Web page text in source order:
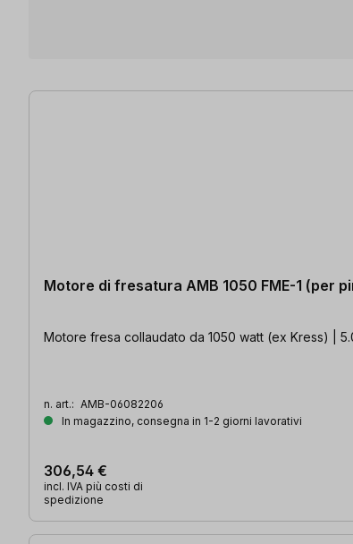
6 articoli trovati
Motore di fresatura AMB 1050 FME-1 (per
Motore fresa collaudato da 1050 watt (ex Kress) |
n. art.: AMB-06082206
In magazzino, consegna in 1-2 giorni lavorativi
306,54 €
incl. IVA più costi di
spedizione